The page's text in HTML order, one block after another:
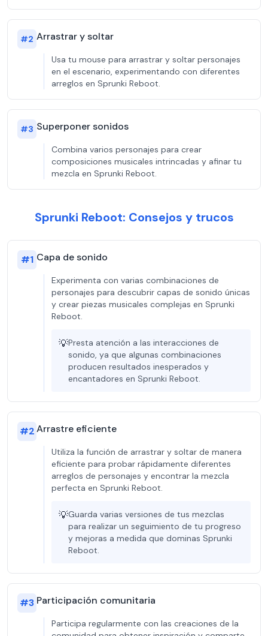
#2 Arrastrar y soltar
Usa tu mouse para arrastrar y soltar personajes
en el escenario, experimentando con diferentes
arreglos en Sprunki Reboot.
#3 Superponer sonidos
Combina varios personajes para crear
composiciones musicales intrincadas y afinar tu
mezcla en Sprunki Reboot.
Sprunki Reboot: Consejos y trucos
#1 Capa de sonido
Experimenta con varias combinaciones de
personajes para descubrir capas de sonido únicas
y crear piezas musicales complejas en Sprunki
Reboot.
💡Presta atención a las interacciones de
sonido, ya que algunas combinaciones
producen resultados inesperados y
encantadores en Sprunki Reboot.
#2Arrastre eficiente
Utiliza la función de arrastrar y soltar de manera
eficiente para probar rápidamente diferentes
arreglos de personajes y encontrar la mezcla
perfecta en Sprunki Reboot.
💡Guarda varias versiones de tus mezclas
para realizar un seguimiento de tu progreso
y mejoras a medida que dominas Sprunki
Reboot.
#3 Participación comunitaria
Participa regularmente con las creaciones de la